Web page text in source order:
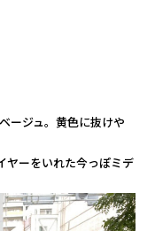
ージュ。黄色に抜けや
ヤーをいれた今っぽミデ